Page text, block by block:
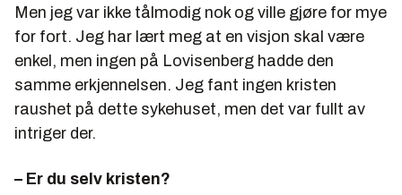
Men jeg var ikke tålmodig nok og ville gjøre for mye
for fort. Jeg har lært meg at en visjon skal være
enkel, men ingen på Lovisenberg hadde den
samme erkjennelsen. Jeg fant ingen kristen
raushet på dette sykehuset, men det var fullt av
intriger der.
– Er du selv kristen?